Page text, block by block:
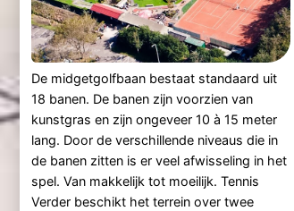
De midgetgolfbaan bestaat standaard uit
18 banen. De banen zijn voorzien van
kunstgras en zijn ongeveer 10 à 15 meter
lang. Door de verschillende niveaus die in
de banen zitten is er veel afwisseling in het
spel. Van makkelijk tot moeilijk. Tennis
Verder beschikt het terrein over twee